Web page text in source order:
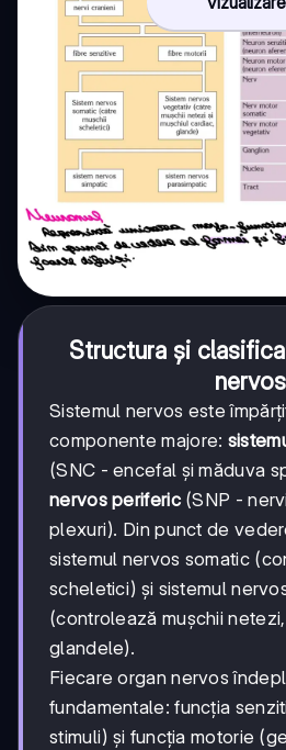
Structura și
nervos
Sistemul nervos este
componente majore:
(SNC - encefal și măduva
nervos periferic(SNP -
plexuri). Din punct de
sistemul nervos somatic
scheletici) și sistemul
(controlează mușchii
glandele).
Fiecare organ nervos
fundamentale: funcția
stimuli) și funcția motorie